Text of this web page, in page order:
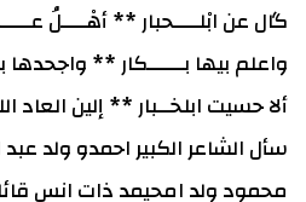
گال عن ابْلــــحبار ** أهْــــلُ
واعلم بيها بــــــكار ** واجحدها
ألا حسيت ابلخــبار ** إلين العاد
سأل الشاعر الكبير احمدو ولد
محمود ولد امحيمد ذات انس